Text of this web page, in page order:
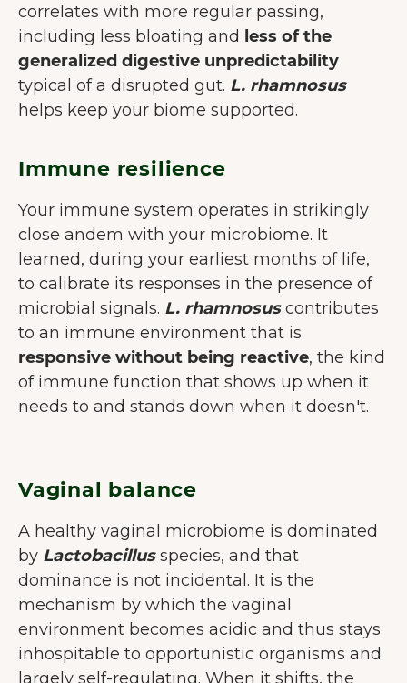
correlates with more regular passing,
including less bloating and less of the
generalized digestive unpredictability
typical of a disrupted gut. L. rhamnosus
helps keep your biome supported.
Immune resilience
Your immune system operates in strikingly
close andem with your microbiome. It
learned, during your earliest months of life,
to calibrate its responses in the presence of
microbial signals. L. rhamnosuscontributes
to an immune environment that is
responsive without being reactive, the kind
of immune function that shows up when it
needs to and stands down when it doesn't.
Vaginal balance
A healthy vaginal microbiome is dominated
by Lactobacillusspecies, and that
dominance is not incidental. It is the
mechanism by which the vaginal
environment becomes acidic and thus stays
inhospitable to opportunistic organisms and
largely self-regulating. When it shifts, the